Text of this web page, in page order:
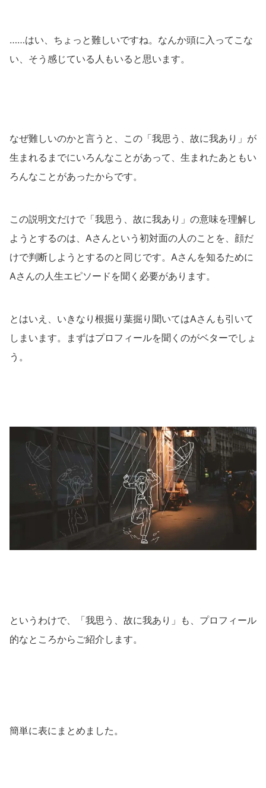
……はい、ちょっと難しいですね。なんか頭に入ってこな
い、そう感じている人もいると思います。
なぜ難しいのかと言うと、この「我思う、故に我あり」が
生まれるまでにいろんなことがあって、生まれたあともい
ろんなことがあったからです。
この説明文だけで「我思う、故に我あり」の意味を理解し
ようとするのは、Aさんという初対面の人のことを、顔だ
けで判断しようとするのと同じです。Aさんを知るために
Aさんの人生エピソードを聞く必要があります。
とはいえ、いきなり根掘り葉掘り聞いてはAさんも引いて
しまいます。まずはプロフィールを聞くのがベターでしょ
う。
というわけで、「我思う、故に我あり」も、プロフィール
的なところからご紹介します。
簡単に表にまとめました。